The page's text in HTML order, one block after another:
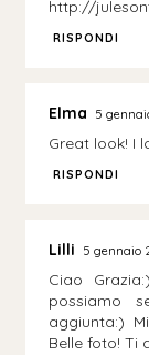
http://
RISPONDI
Elma 5
Great look! I
RISPONDI
Lilli 5 gennaio
Ciao
possiamo
aggiunta:)
Belle foto! Ti